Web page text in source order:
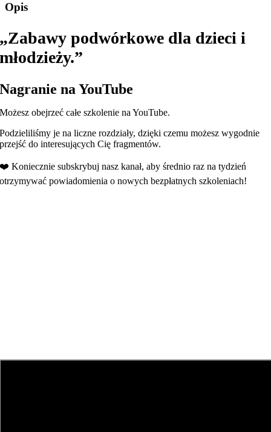
Opis
„Zabawy podwórkowe dla dzieci i
młodzieży.”
Nagranie na YouTube
Możesz obejrzeć całe szkolenie na YouTube.
Podzieliliśmy je na liczne rozdziały, dzięki czemu możesz wygodnie
przejść do interesujących Cię fragmentów.
❤️ Koniecznie subskrybuj nasz kanał, aby średnio raz na tydzień
otrzymywać powiadomienia o nowych bezpłatnych szkoleniach!